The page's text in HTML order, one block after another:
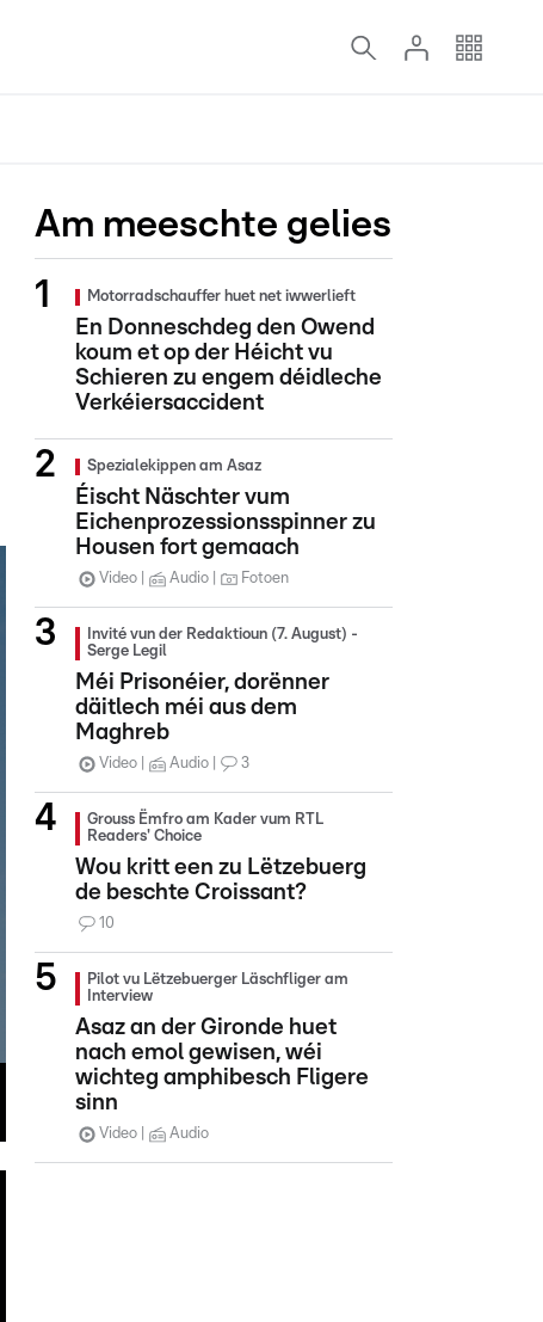
Am meeschte gelies
Motorradschauffer huet net iwwerlieft
En Donneschdeg den Owend
koum et op der Héicht vu
Schieren zu engem déidleche
Verkéiersaccident
Spezialekippen am Asaz
Éischt Näschter vum
Eichenprozessionsspinner zu
Housen fort gemaach
Video Audio Fotoen
Invité vun der Redaktioun (7. August) -
Serge Legil
Méi Prisonéier, dorënner
däitlech méi aus dem
Maghreb
Video Audio 3
Grouss Ëmfro am Kader vum RTL
Readers' Choice
Wou kritt een zu Lëtzebuerg
de beschte Croissant?
10
Pilot vu Lëtzebuerger Läschfliger am
Interview
Asaz an der Gironde huet
nach emol gewisen, wéi
wichteg amphibesch Fligere
sinn
Video Audio